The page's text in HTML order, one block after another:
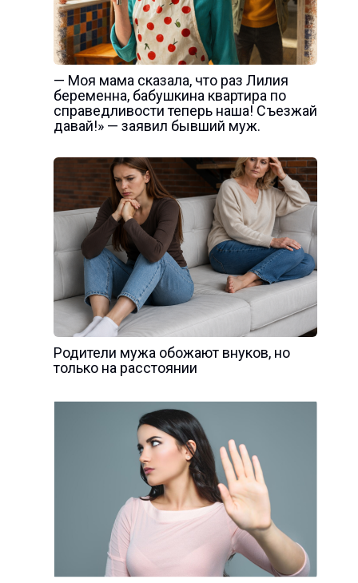
— Моя мама сказала, что раз Лилия
беременна, бабушкина квартира по
справедливости теперь наша! Съезжай
давай!» — заявил бывший муж.
Родители мужа обожают внуков, но
только на расстоянии